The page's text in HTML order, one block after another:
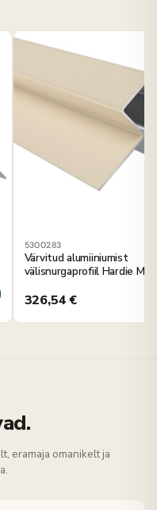
5300283
Värvitud alumiiniumist
välisnurgaprofiil Hardie
326,54€
eramaja omanikelt ja